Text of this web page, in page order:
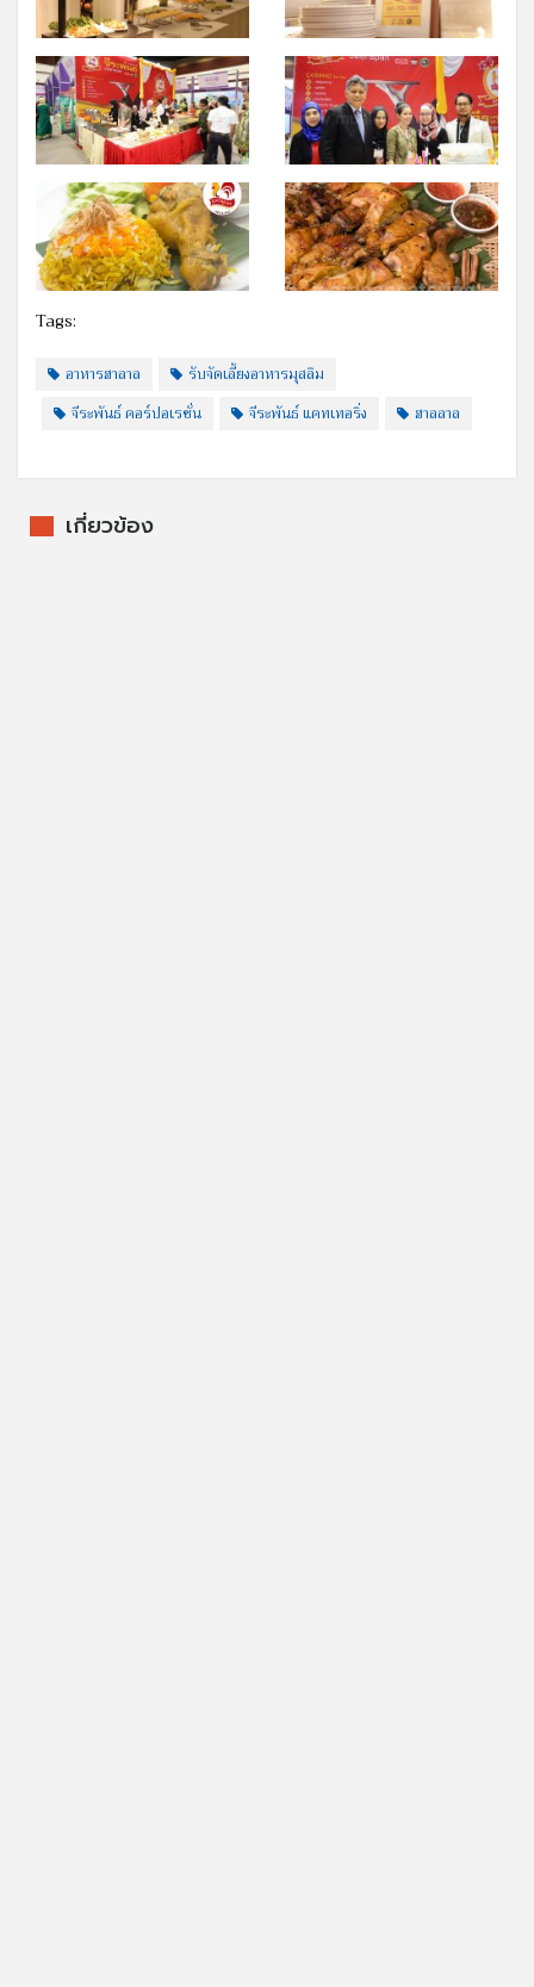
Tags:
อาหารฮาลาล
รับจัดเลี้ยงอาหารมุสลิม
จีระพันธ์ คอร์ปอเรชั่น
จีระพันธ์ แคทเทอริ่ง ฮาลลาล
เกี่ยวข้อง